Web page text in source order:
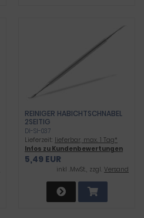
REINIGER HABICHTSCHNABEL
2SEITIG
DI-SI-037
Lieferzeit: lieferbar, max. 1 Tag*
Infos zu Kundenbewertungen
5,49 EUR
inkl .MwSt., zzgl. Versand